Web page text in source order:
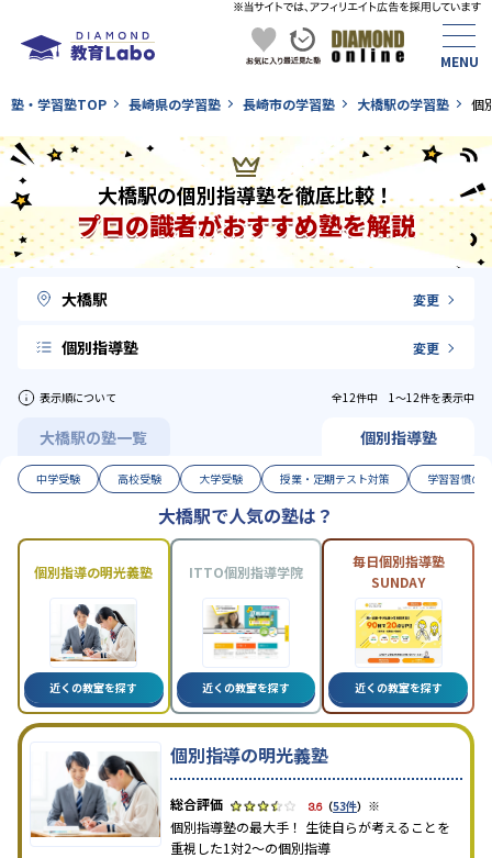
塾・学習塾TOP 長崎県の学習塾 長崎市の学習塾 大橋駅の学習塾 個
大橋駅の個別指導塾を徹底比較！
プロの識者がおすすめ塾を解説
大橋駅 変更
個別指導塾 変更
表示順について 全12件中 1〜12件を表示中
大橋駅の塾一覧 個別指導塾
中学受験 高校受験 大学受験 授業・定期テスト対策 学習習慣の
大橋駅で人気の塾は？
個別指導の明光義塾
近くの教室を探す
ITTO個別指導学院
近くの教室を探す
毎日個別指導塾
SUNDAY
近くの教室を探す
個別指導の明光義塾
3.6（53件） ※
個別指導塾の最大手！ 生徒自らが考えることを
重視した1対2〜の個別指導